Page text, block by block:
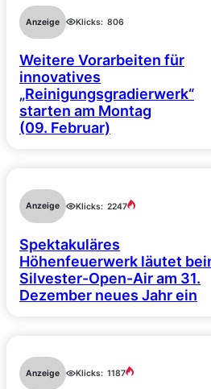
Anzeige Klicks: 806
Weitere Vorarbeiten für
innovatives
„Reinigungsgradierwerk“
starten am Montag
(09. Februar)
Anzeige Klicks: 2247
Spektakuläres
Höhenfeuerwerk läutet
Silvester-Open-Air am 31.
Dezember neues Jahr ein
Anzeige Klicks: 1187